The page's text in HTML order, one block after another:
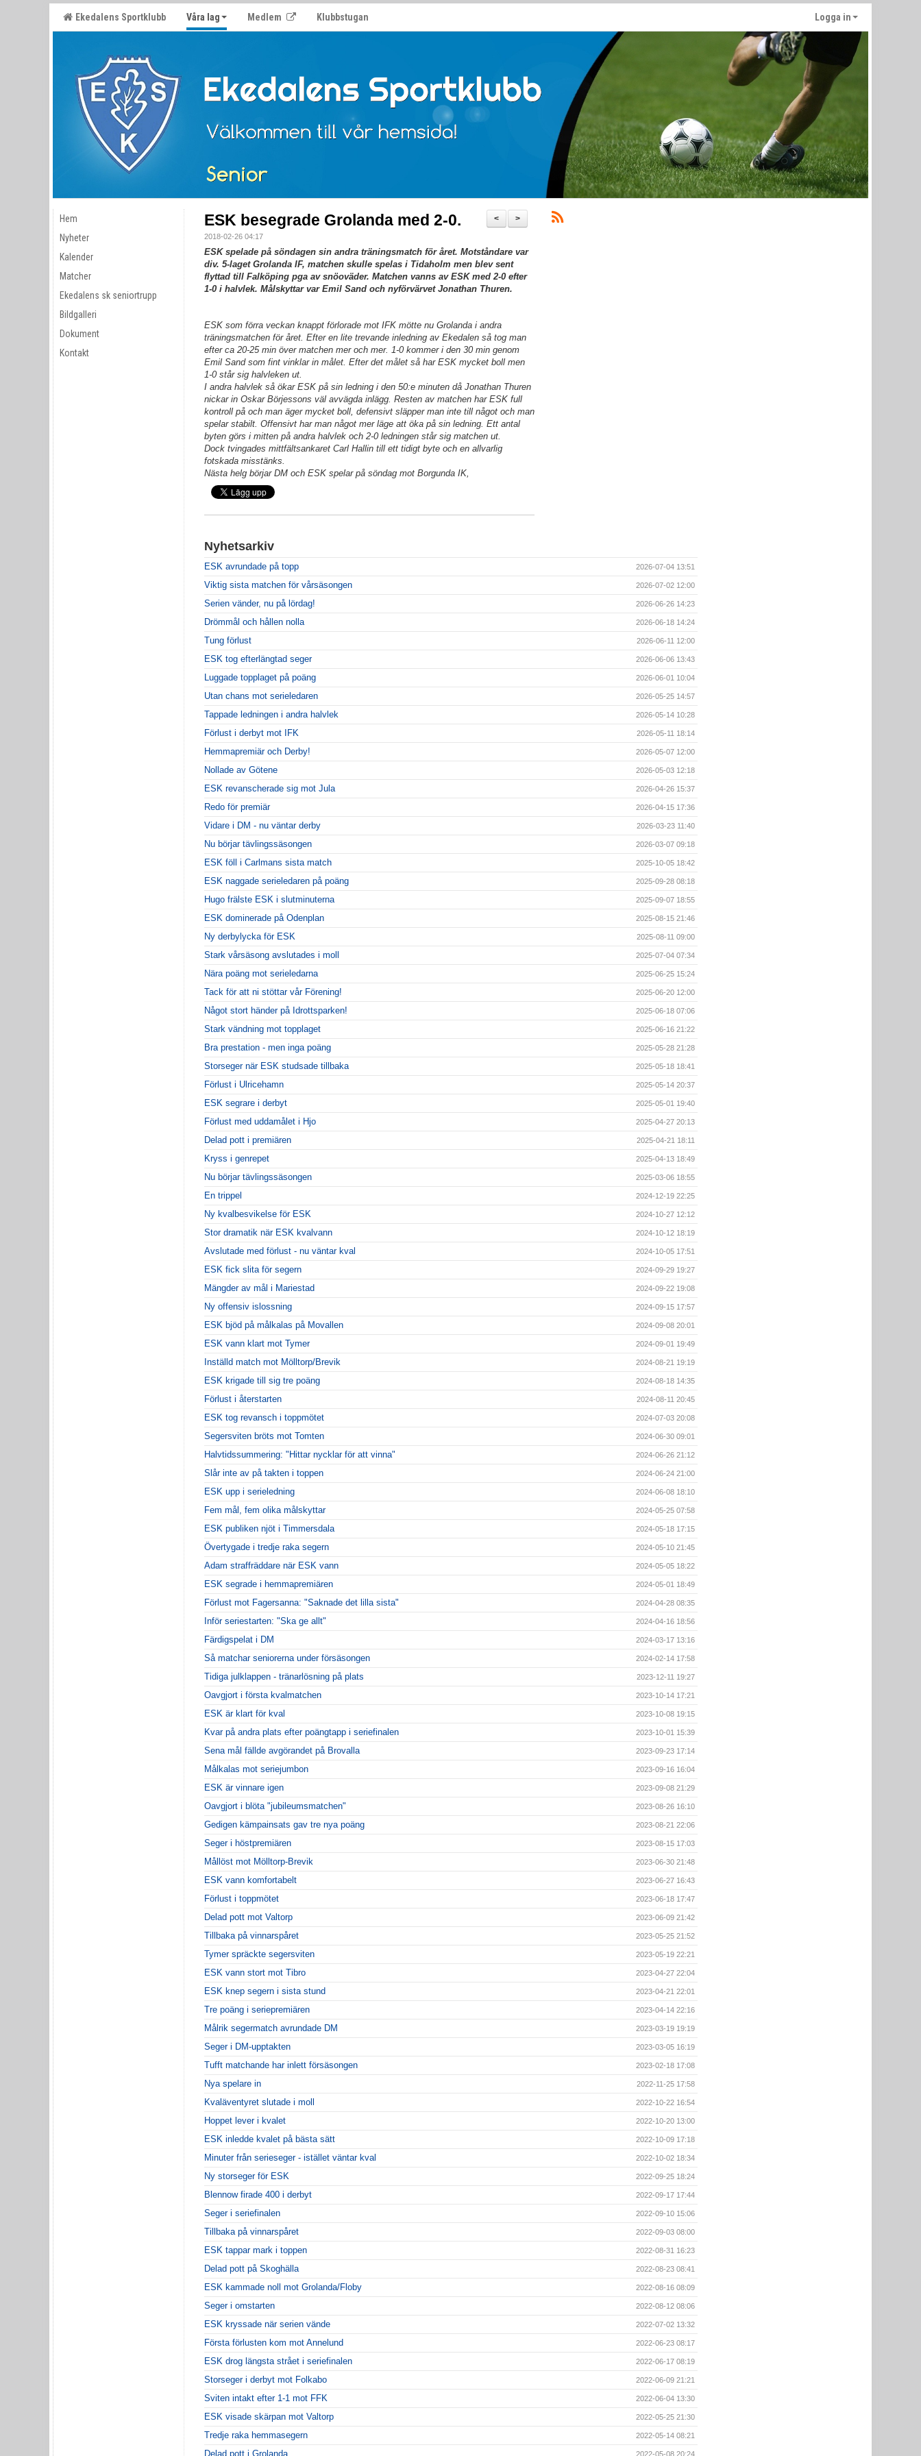
Ekedalens Sportklubb Våra lag Medlem Klubbstugan Logga in
Hem
Nyheter
Kalender
Matcher
Ekedalens sk seniortrupp
Bildgalleri
Dokument
Kontakt
>
<
ESK besegrade Grolanda med 2-0.
2018-02-26 04:17
ESK spelade på söndagen sin andra träningsmatch för året. Motståndare var
div. 5-laget Grolanda IF, matchen skulle spelas i Tidaholm men blev sent
flyttad till Falköping pga av snöoväder. Matchen vanns av ESK med 2-0 efter
1-0 i halvlek. Målskyttar var Emil Sand och nyförvärvet Jonathan Thuren.
ESK som förra veckan knappt förlorade mot IFK mötte nu Grolanda i andra
träningsmatchen för året. Efter en lite trevande inledning av Ekedalen så tog man
efter ca 20-25 min över matchen mer och mer. 1-0 kommer i den 30 min genom
Emil Sand som fint vinklar in målet. Efter det målet så har ESK mycket boll men
1-0 står sig halvleken ut.
I andra halvlek så ökar ESK på sin ledning i den 50:e minuten då Jonathan Thuren
nickar in Oskar Börjessons väl avvägda inlägg. Resten av matchen har ESK full
kontroll på och man äger mycket boll, defensivt släpper man inte till något och man
spelar stabilt. Offensivt har man något mer läge att öka på sin ledning. Ett antal
byten görs i mitten på andra halvlek och 2-0 ledningen står sig matchen ut.
Dock tvingades mittfältsankaret Carl Hallin till ett tidigt byte och en allvarlig
fotskada misstänks.
Nästa helg börjar DM och ESK spelar på söndag mot Borgunda IK,
Nyhetsarkiv
ESK avrundade på topp 2026-07-04 13:51
Viktig sista matchen för vårsäsongen 2026-07-02 12:00
Serien vänder, nu på lördag! 2026-06-26 14:23
Drömmål och hållen nolla 2026-06-18 14:24
Tung förlust 2026-06-11 12:00
ESK tog efterlängtad seger 2026-06-06 13:43
Luggade topplaget på poäng 2026-06-01 10:04
Utan chans mot serieledaren 2026-05-25 14:57
Tappade ledningen i andra halvlek 2026-05-14 10:28
Förlust i derbyt mot IFK 2026-05-11 18:14
Hemmapremiär och Derby! 2026-05-07 12:00
Nollade av Götene 2026-05-03 12:18
ESK revanscherade sig mot Jula 2026-04-26 15:37
Redo för premiär 2026-04-15 17:36
Vidare i DM - nu väntar derby 2026-03-23 11:40
Nu börjar tävlingssäsongen 2026-03-07 09:18
ESK föll i Carlmans sista match 2025-10-05 18:42
ESK naggade serieledaren på poäng 2025-09-28 08:18
Hugo frälste ESK i slutminuterna 2025-09-07 18:55
ESK dominerade på Odenplan 2025-08-15 21:46
Ny derbylycka för ESK 2025-08-11 09:00
Stark vårsäsong avslutades i moll 2025-07-04 07:34
Nära poäng mot serieledarna 2025-06-25 15:24
Tack för att ni stöttar vår Förening! 2025-06-20 12:00
Något stort händer på Idrottsparken! 2025-06-18 07:06
Stark vändning mot topplaget 2025-06-16 21:22
Bra prestation - men inga poäng 2025-05-28 21:28
Storseger när ESK studsade tillbaka 2025-05-18 18:41
Förlust i Ulricehamn 2025-05-14 20:37
ESK segrare i derbyt 2025-05-01 19:40
Förlust med uddamålet i Hjo 2025-04-27 20:13
Delad pott i premiären 2025-04-21 18:11
Kryss i genrepet 2025-04-13 18:49
Nu börjar tävlingssäsongen 2025-03-06 18:55
En trippel 2024-12-19 22:25
Ny kvalbesvikelse för ESK 2024-10-27 12:12
Stor dramatik när ESK kvalvann 2024-10-12 18:19
Avslutade med förlust - nu väntar kval 2024-10-05 17:51
ESK fick slita för segern 2024-09-29 19:27
Mängder av mål i Mariestad 2024-09-22 19:08
Ny offensiv islossning 2024-09-15 17:57
ESK bjöd på målkalas på Movallen 2024-09-08 20:01
ESK vann klart mot Tymer 2024-09-01 19:49
Inställd match mot Mölltorp/Brevik 2024-08-21 19:19
ESK krigade till sig tre poäng 2024-08-18 14:35
Förlust i återstarten 2024-08-11 20:45
ESK tog revansch i toppmötet 2024-07-03 20:08
Segersviten bröts mot Tomten 2024-06-30 09:01
Halvtidssummering: "Hittar nycklar för att vinna" 2024-06-26 21:12
Slår inte av på takten i toppen 2024-06-24 21:00
ESK upp i serieledning 2024-06-08 18:10
Fem mål, fem olika målskyttar 2024-05-25 07:58
ESK publiken njöt i Timmersdala 2024-05-18 17:15
Övertygade i tredje raka segern 2024-05-10 21:45
Adam straffräddare när ESK vann 2024-05-05 18:22
ESK segrade i hemmapremiären 2024-05-01 18:49
Förlust mot Fagersanna: "Saknade det lilla sista" 2024-04-28 08:35
Inför seriestarten: "Ska ge allt" 2024-04-16 18:56
Färdigspelat i DM 2024-03-17 13:16
Så matchar seniorerna under försäsongen 2024-02-14 17:58
Tidiga julklappen - tränarlösning på plats 2023-12-11 19:27
Oavgjort i första kvalmatchen 2023-10-14 17:21
ESK är klart för kval 2023-10-08 19:15
Kvar på andra plats efter poängtapp i seriefinalen 2023-10-01 15:39
Sena mål fällde avgörandet på Brovalla 2023-09-23 17:14
Målkalas mot seriejumbon 2023-09-16 16:04
ESK är vinnare igen 2023-09-08 21:29
Oavgjort i blöta "jubileumsmatchen" 2023-08-26 16:10
Gedigen kämpainsats gav tre nya poäng 2023-08-21 22:06
Seger i höstpremiären 2023-08-15 17:03
Mållöst mot Mölltorp-Brevik 2023-06-30 21:48
ESK vann komfortabelt 2023-06-27 16:43
Förlust i toppmötet 2023-06-18 17:47
Delad pott mot Valtorp 2023-06-09 21:42
Tillbaka på vinnarspåret 2023-05-25 21:52
Tymer spräckte segersviten 2023-05-19 22:21
ESK vann stort mot Tibro 2023-04-27 22:04
ESK knep segern i sista stund 2023-04-21 22:01
Tre poäng i seriepremiären 2023-04-14 22:16
Målrik segermatch avrundade DM 2023-03-19 19:19
Seger i DM-upptakten 2023-03-05 16:19
Tufft matchande har inlett försäsongen 2023-02-18 17:08
Nya spelare in 2022-11-25 17:58
Kvaläventyret slutade i moll 2022-10-22 16:54
Hoppet lever i kvalet 2022-10-20 13:00
ESK inledde kvalet på bästa sätt 2022-10-09 17:18
Minuter från serieseger - istället väntar kval 2022-10-02 18:34
Ny storseger för ESK 2022-09-25 18:24
Blennow firade 400 i derbyt 2022-09-17 17:44
Seger i seriefinalen 2022-09-10 15:06
Tillbaka på vinnarspåret 2022-09-03 08:00
ESK tappar mark i toppen 2022-08-31 16:23
Delad pott på Skoghälla 2022-08-23 08:41
ESK kammade noll mot Grolanda/Floby 2022-08-16 08:09
Seger i omstarten 2022-08-12 08:06
ESK kryssade när serien vände 2022-07-02 13:32
Första förlusten kom mot Annelund 2022-06-23 08:17
ESK drog längsta strået i seriefinalen 2022-06-17 08:19
Storseger i derbyt mot Folkabo 2022-06-09 21:21
Sviten intakt efter 1-1 mot FFK 2022-06-04 13:30
ESK visade skärpan mot Valtorp 2022-05-25 21:30
Tredje raka hemmasegern 2022-05-14 08:21
Delad pott i Grolanda 2022-05-08 20:24